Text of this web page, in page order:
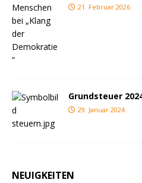
21. Februar 2026
Grundsteuer
29. Januar 2024
NEUIGKEITEN